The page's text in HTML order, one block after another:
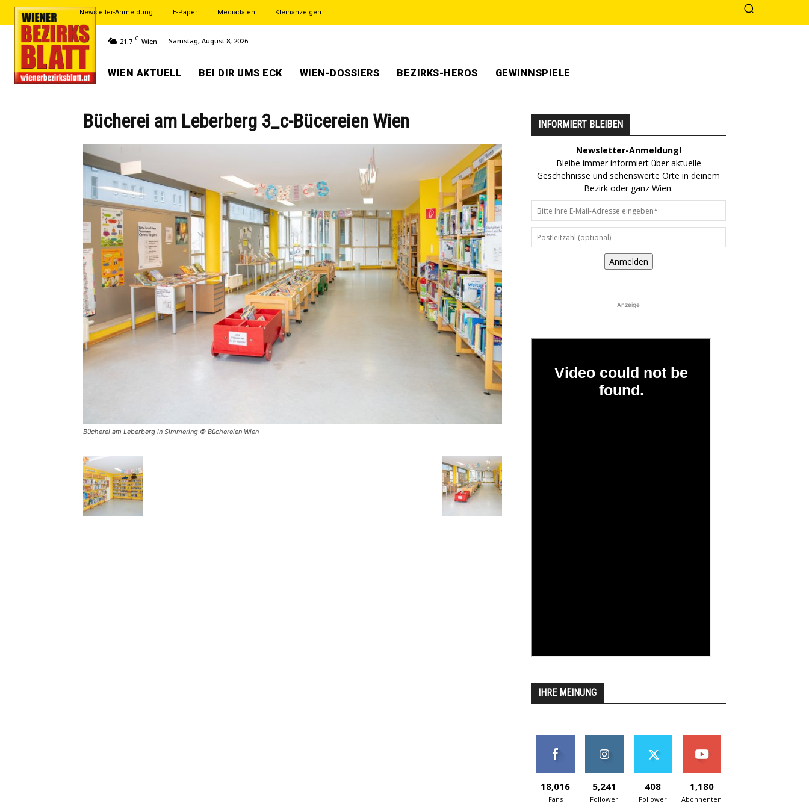
Newsletter-Anmeldung E-Paper Mediadaten Kleinanzeigen
21.7 C Wien Samstag, August 8, 2026
WIEN AKTUELL BEI DIR UMS ECK WIEN-DOSSIERS BEZIRKS-HEROS GEWINNSPIELE
Bücherei am Leberberg 3_c-Bücereien Wien
Bücherei am Leberberg in Simmering © Büchereien Wien
INFORMIERT BLEIBEN
Newsletter-Anmeldung!
Bleibe immer informiert über aktuelle
Geschehnisse und sehenswerte Orte in deinem
Bezirk oder ganz Wien.
Anmelden
Anzeige
IHRE MEINUNG
18,016
Fans
5,241
Follower
408
Follower
1,180
Abonnenten